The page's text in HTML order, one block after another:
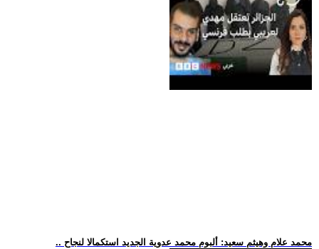
.. محمد علام وهيثم سعيد: ألبوم محمد عدوية الجديد استكمالا لنجاح